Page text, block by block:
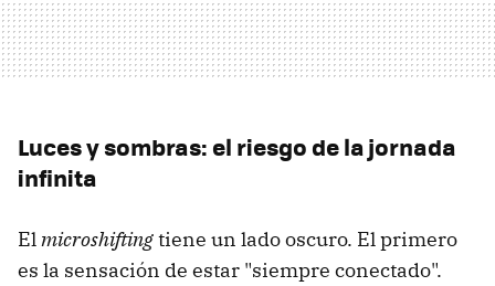
Luces y sombras: el riesgo de la jornada
infinita
Elmicroshiftingtiene un lado oscuro. El primero
es la sensación de estar "siempre conectado".